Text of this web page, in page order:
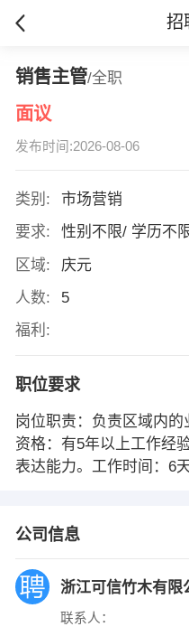
招
销售主管/全职
面议
发布时间:2026-08-06
类别:
市场营销
要求:
性别不限/ 学历不
区域:
庆元
人数:
5
福利:
职位要求
岗位职责：负责区域内
资格：有5年以上工作经
表达能力。工作时间：6
公司信息
浙江可信竹木有限
联系人：